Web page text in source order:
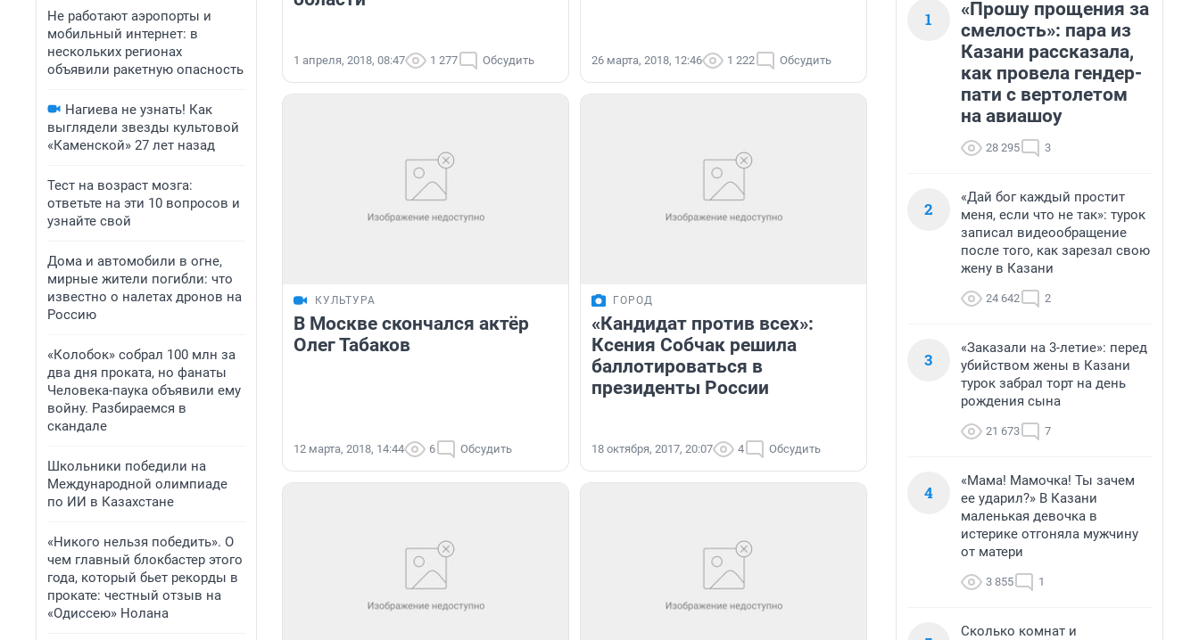
Не работают аэропорты и
мобильный интернет: в
нескольких регионах
объявили ракетную опасность
Нагиева не узнать! Как
выглядели звезды культовой
«Каменской» 27 лет назад
Тест на возраст мозга:
ответьте на эти 10 вопросов и
узнайте свой
Дома и автомобили в огне,
мирные жители погибли: что
известно о налетах дронов на
Россию
«Колобок» собрал 100 млн за
два дня проката, но фанаты
Человека-паука объявили ему
войну. Разбираемся в
скандале
Школьники победили на
Международной олимпиаде
по ИИ в Казахстане
«Никого нельзя победить». О
чем главный блокбастер этого
года, который бьет рекорды в
прокате: честный отзыв на
«Одиссею» Нолана
1 апреля, 2018, 08:47 1 277 Обсудить 26 марта, 2018, 12:46 1 222 Обсудить
КУЛЬТУРА
В Москве скончался актёр
Олег Табаков
12 марта, 2018, 14:44 6 Обсудить
ГОРОД
«Кандидат против всех»:
Ксения Собчак решила
баллотироваться в
президенты России
18 октября, 2017, 20:07 4 Обсудить
1
«Прошу прощения за
смелость»: пара из
Казани рассказала,
как провела гендер-
пати с вертолетом
на авиашоу
28 295 3
2
«Дай бог каждый простит
меня, если что не так»: турок
записал видеообращение
после того, как зарезал свою
жену в Казани
24 642 2
3
«Заказали на 3-летие»: перед
убийством жены в Казани
турок забрал торт на день
рождения сына
21 673 7
4
«Мама! Мамочка! Ты зачем
ее ударил?» В Казани
маленькая девочка в
истерике отгоняла мужчину
от матери
3 855 1
Сколько комнат и